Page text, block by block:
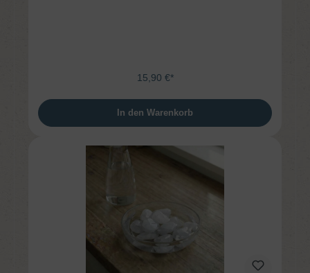
15,90 €*
In den Warenkorb